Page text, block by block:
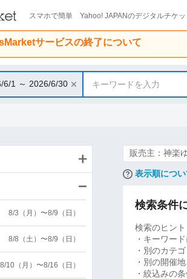
スマホで簡単 Yahoo! JAPANのデジタルチケッ
サービスの終了について
6/1 ～ 2026/6/30 キーワードを入力
販売主：神楽
表示順につい
検索条件
検索のヒント
・キーワー
・別のカテ
・別の開催
・絞込みの
8/3（月）〜8/9（日）
8/8（土）〜8/9（日）
8/10（月）〜8/16（日）